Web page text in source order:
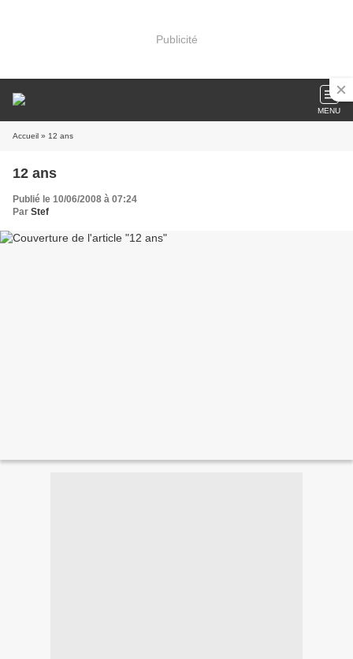
Publicité
MENU
Accueil » 12 ans
12 ans
Publié le 10/06/2008 à 07:24
Par Stef